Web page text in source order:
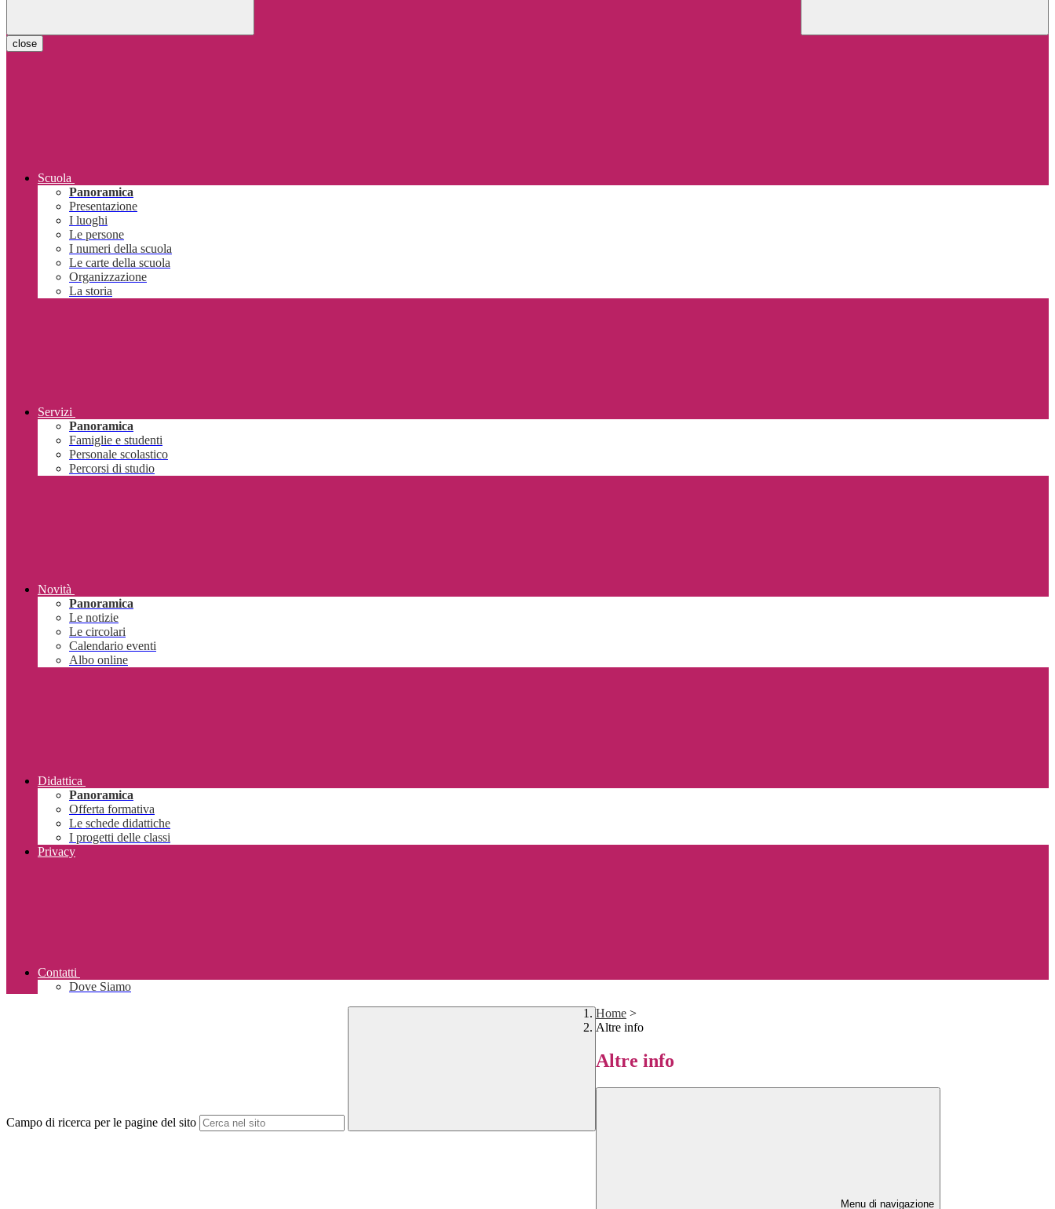
close
Scuola
Panoramica
Presentazione
I luoghi
Le persone
I numeri della scuola
Le carte della scuola
Organizzazione
La storia
Servizi
Panoramica
Famiglie e studenti
Personale scolastico
Percorsi di studio
Novità
Panoramica
Le notizie
Le circolari
Calendario eventi
Albo online
Didattica
Panoramica
Offerta formativa
Le schede didattiche
I progetti delle classi
Privacy
Contatti
Dove Siamo
Campo di ricerca per le pagine del sito
Home >
Altre info
Altre info
Menu di navigazione